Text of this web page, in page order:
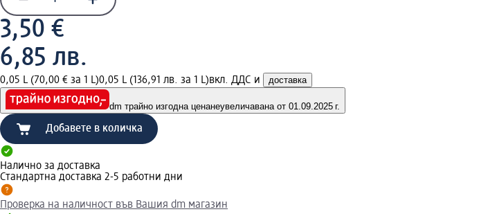
3,50 €
6,85 лв.
0,05 L (70,00 € за 1 L)0,05 L (136,91 лв. за 1 L)вкл. ДДС и доставка
dm трайно изгодна ценанеувеличавана от 01.09.2025 г.
Добавете в количка
Налично за доставка
Стандартна доставка 2-5 работни дни
Проверка на наличност във Вашия dm магазин